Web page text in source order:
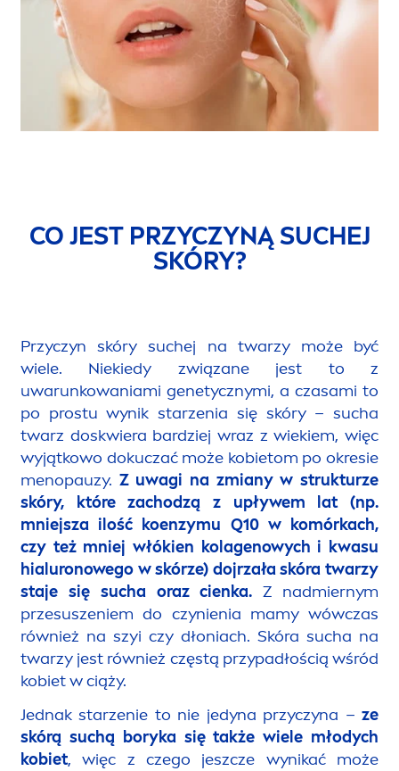
CO JEST PRZYCZYNĄ SUCHEJ
SKÓRY?
Przyczyn skóry suchej na twarzy może być
wiele. Niekiedy związane jest to z
uwarunkowaniami genetycznymi, a czasami to
po prostu wynik starzenia się skóry – sucha
twarz doskwiera bardziej wraz z wiekiem, więc
wyjątkowo dokuczać może kobietom po okresie
menopauzy. Z uwagi na zmiany w strukturze
skóry, które zachodzą z upływem lat (np.
mniejsza ilość koenzymu Q10 w komórkach,
czy też mniej włókien kolagenowych i kwasu
hialuronowego w skórze) dojrzała skóra twarzy
staje się sucha oraz cienka. Z nadmiernym
przesuszeniem do czynienia mamy wówczas
również na szyi czy dłoniach. Skóra sucha na
twarzy jest również częstą przypadłością wśród
kobiet w ciąży.
Jednak starzenie to nie jedyna przyczyna – ze
skórą suchą boryka się także wiele młodych
kobiet, więc z czego jeszcze wynikać może